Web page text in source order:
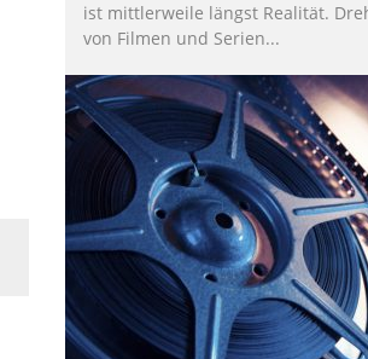
ist mittlerweile längst Realität.
von Filmen und Serien...